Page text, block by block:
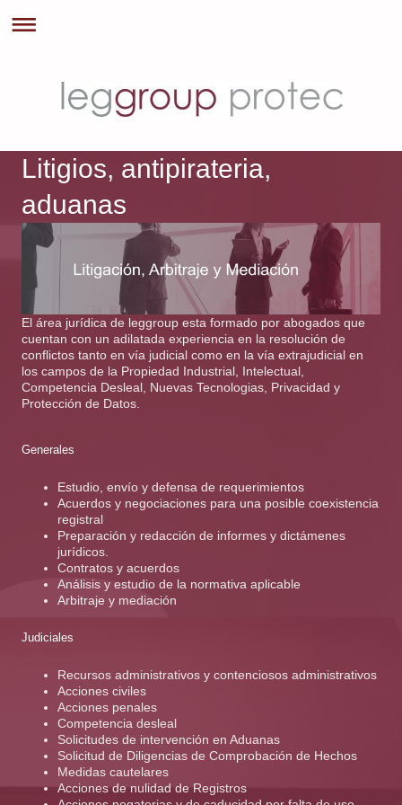
Litigios, antipirateria,
aduanas
El área jurídica de leggroup esta formado por abogados que
cuentan con un adilatada experiencia en la resolución de
conflictos tanto en vía judicial como en la vía extrajudicial en
los campos de la Propiedad Industrial, Intelectual,
Competencia Desleal, Nuevas Tecnologias, Privacidad y
Protección de Datos.
Generales
Estudio, envío y defensa de requerimientos
Acuerdos y negociaciones para una posible coexistencia
registral
Preparación y redacción de informes y dictámenes
jurídicos.
Contratos y acuerdos
Análisis y estudio de la normativa aplicable
Arbitraje y mediación
Judiciales
Recursos administrativos y contenciosos administrativos
Acciones civiles
Acciones penales
Competencia desleal
Solicitudes de intervención en Aduanas
Solicitud de Diligencias de Comprobación de Hechos
Medidas cautelares
Acciones de nulidad de Registros